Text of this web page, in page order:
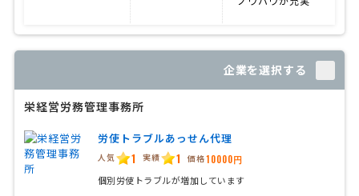
企業を選択する
栄経営労務管理事務所
労使トラブルあっせん代理
人気 1 実績 1 価格10000円
個別労使トラブルが増加しています